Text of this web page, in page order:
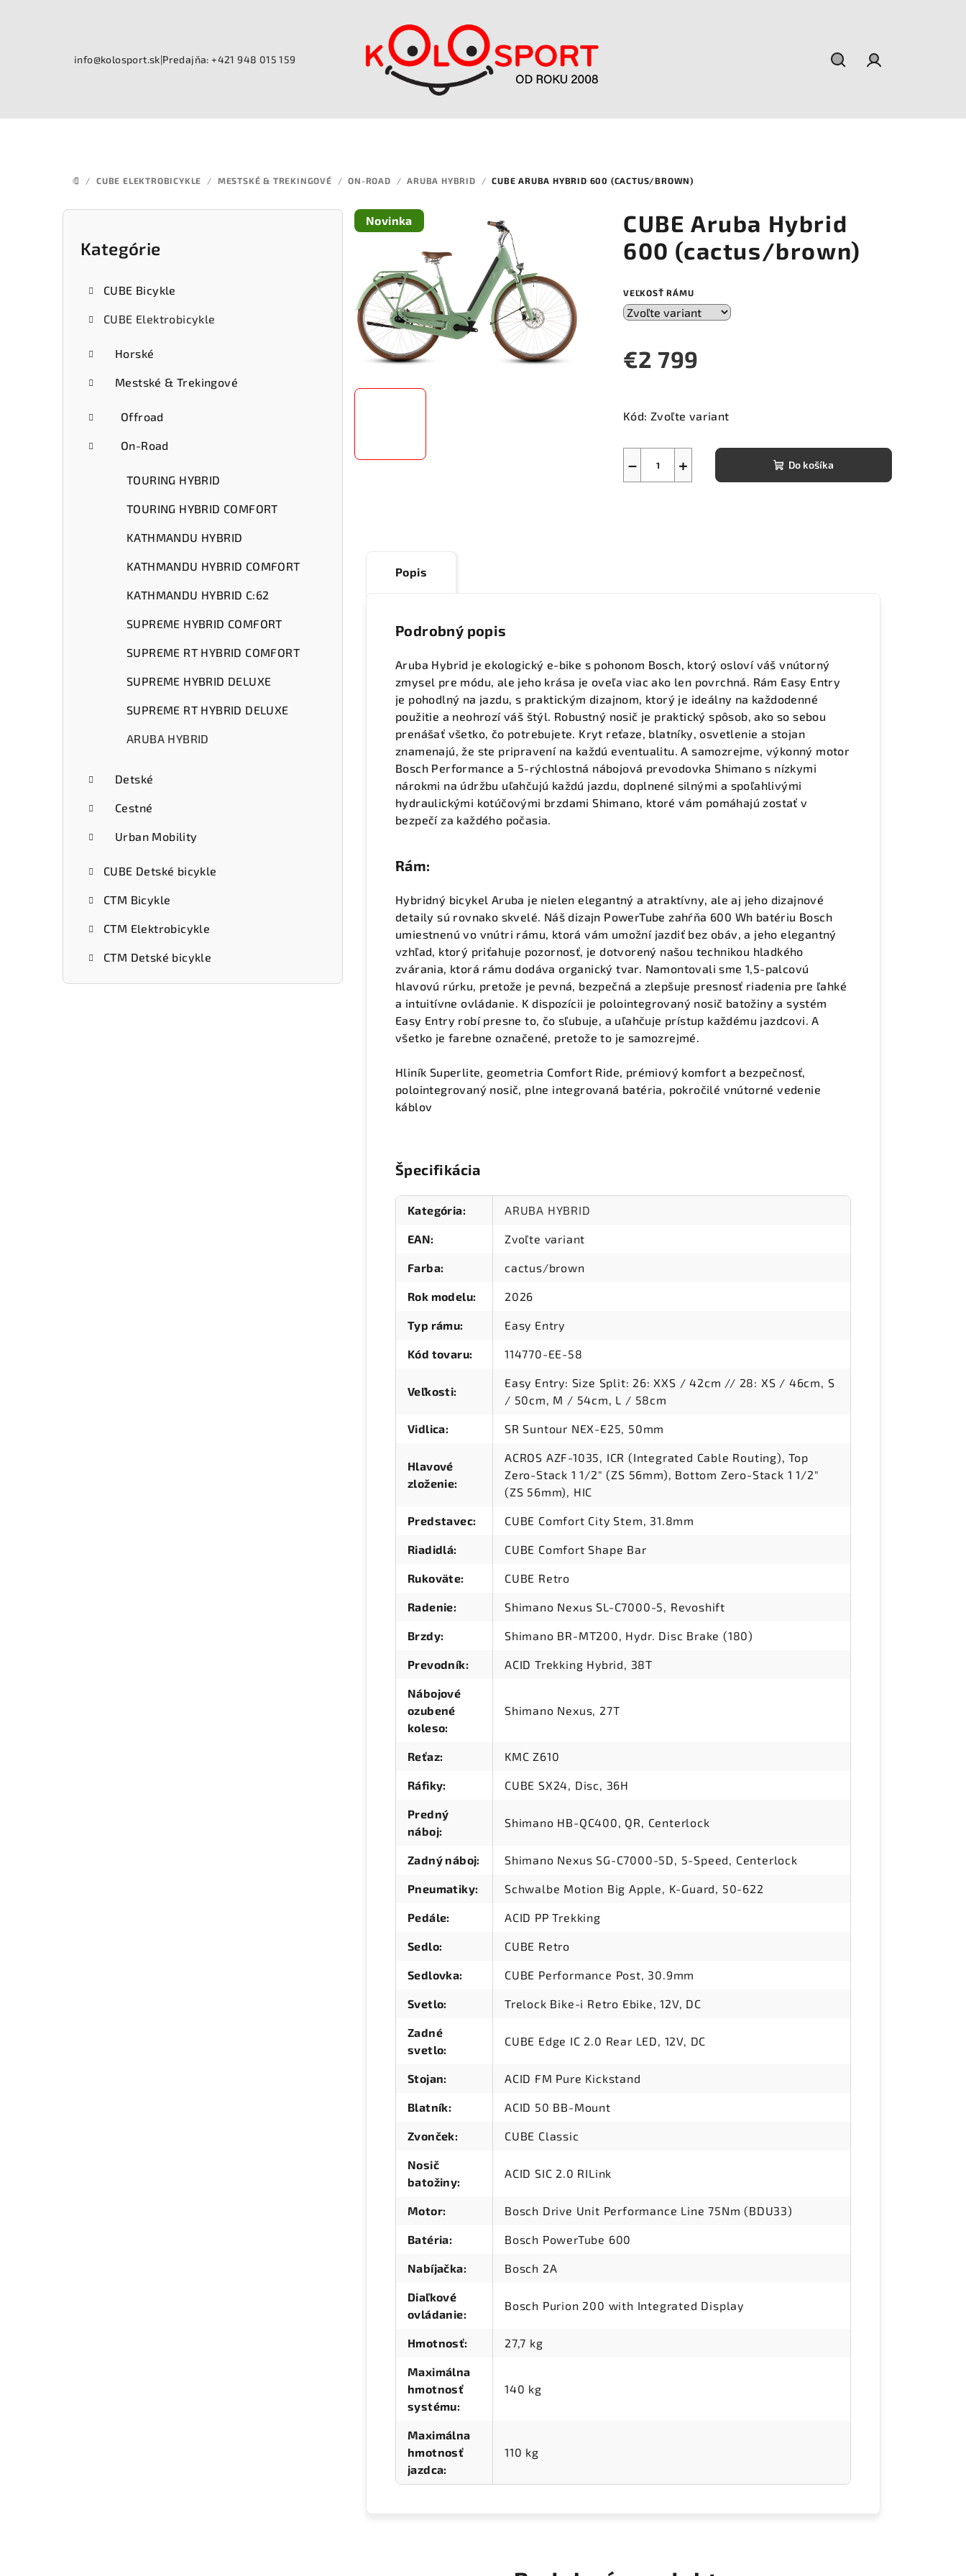
info@kolosport.sk|Predajňa: +421 948 015 159
DOMOV
/ CUBE ELEKTROBICYKLE / MESTSKÉ & TREKINGOVÉ / ON-ROAD / ARUBA HYBRID / CUBE ARUBA HYBRID 600 (CACTUS/BROWN)
Preskočiť
Kategórie
CUBE Bicykle
CUBE Elektrobicykle
Horské
Mestské & Trekingové
Offroad
On-Road
TOURING HYBRID
TOURING HYBRID COMFORT
KATHMANDU HYBRID
KATHMANDU HYBRID COMFORT
KATHMANDU HYBRID C:62
SUPREME HYBRID COMFORT
SUPREME RT HYBRID COMFORT
SUPREME HYBRID DELUXE
SUPREME RT HYBRID DELUXE
ARUBA HYBRID
Detské
Cestné
Urban Mobility
CUBE Detské bicykle
CTM Bicykle
CTM Elektrobicykle
CTM Detské bicykle
CUBE Aruba Hybrid
600 (cactus/brown)
VEĽKOSŤ RÁMU
€2 799
cena:
Kód: Zvoľte variant
+
− Do košíka
Novinka
Popis
Podrobný popis
Aruba Hybrid je ekologický e-bike s pohonom Bosch, ktorý osloví váš vnútorný
zmysel pre módu, ale jeho krása je oveľa viac ako len povrchná. Rám Easy Entry
je pohodlný na jazdu, s praktickým dizajnom, ktorý je ideálny na každodenné
použitie a neohrozí váš štýl. Robustný nosič je praktický spôsob, ako so sebou
prenášať všetko, čo potrebujete. Kryt reťaze, blatníky, osvetlenie a stojan
znamenajú, že ste pripravení na každú eventualitu. A samozrejme, výkonný motor
Bosch Performance a 5-rýchlostná nábojová prevodovka Shimano s nízkymi
nárokmi na údržbu uľahčujú každú jazdu, doplnené silnými a spoľahlivými
hydraulickými kotúčovými brzdami Shimano, ktoré vám pomáhajú zostať v
bezpečí za každého počasia.
Rám:
Hybridný bicykel Aruba je nielen elegantný a atraktívny, ale aj jeho dizajnové
detaily sú rovnako skvelé. Náš dizajn PowerTube zahŕňa 600 Wh batériu Bosch
umiestnenú vo vnútri rámu, ktorá vám umožní jazdiť bez obáv, a jeho elegantný
vzhľad, ktorý priťahuje pozornosť, je dotvorený našou technikou hladkého
zvárania, ktorá rámu dodáva organický tvar. Namontovali sme 1,5-palcovú
hlavovú rúrku, pretože je pevná, bezpečná a zlepšuje presnosť riadenia pre ľahké
a intuitívne ovládanie. K dispozícii je polointegrovaný nosič batožiny a systém
Easy Entry robí presne to, čo sľubuje, a uľahčuje prístup každému jazdcovi. A
všetko je farebne označené, pretože to je samozrejmé.
Hliník Superlite, geometria Comfort Ride, prémiový komfort a bezpečnosť,
polointegrovaný nosič, plne integrovaná batéria, pokročilé vnútorné vedenie
káblov
Špecifikácia
Kategória: ARUBA HYBRID
EAN: Zvoľte variant
Farba: cactus/brown
Rok modelu: 2026
Typ rámu: Easy Entry
Kód tovaru: 114770-EE-58
Veľkosti:
Easy Entry: Size Split: 26: XXS / 42cm // 28: XS / 46cm, S
/ 50cm, M / 54cm, L / 58cm
Vidlica: SR Suntour NEX-E25, 50mm
Hlavové
zloženie:
ACROS AZF-1035, ICR (Integrated Cable Routing), Top
Zero-Stack 1 1/2" (ZS 56mm), Bottom Zero-Stack 1 1/2"
(ZS 56mm), HIC
Predstavec: CUBE Comfort City Stem, 31.8mm
Riadidlá: CUBE Comfort Shape Bar
Rukoväte: CUBE Retro
Radenie: Shimano Nexus SL-C7000-5, Revoshift
Brzdy: Shimano BR-MT200, Hydr. Disc Brake (180)
Prevodník: ACID Trekking Hybrid, 38T
Nábojové
ozubené
koleso:
Shimano Nexus, 27T
Reťaz: KMC Z610
Ráfiky: CUBE SX24, Disc, 36H
Predný
náboj:
Shimano HB-QC400, QR, Centerlock
Zadný náboj: Shimano Nexus SG-C7000-5D, 5-Speed, Centerlock
Pneumatiky: Schwalbe Motion Big Apple, K-Guard, 50-622
Pedále: ACID PP Trekking
Sedlo: CUBE Retro
Sedlovka: CUBE Performance Post, 30.9mm
Svetlo: Trelock Bike-i Retro Ebike, 12V, DC
Zadné
svetlo:
CUBE Edge IC 2.0 Rear LED, 12V, DC
Stojan: ACID FM Pure Kickstand
Blatník: ACID 50 BB-Mount
Zvonček: CUBE Classic
Nosič
batožiny:
ACID SIC 2.0 RILink
Motor: Bosch Drive Unit Performance Line 75Nm (BDU33)
Batéria: Bosch PowerTube 600
Nabíjačka: Bosch 2A
Diaľkové
ovládanie:
Bosch Purion 200 with Integrated Display
Hmotnosť: 27,7 kg
Maximálna
hmotnosť
systému:
140 kg
Maximálna
hmotnosť
jazdca:
110 kg